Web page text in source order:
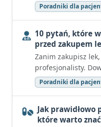
Poradniki dla
10 pytań, które
przed zakupem
Zanim zakupisz
profesjonalisty.
Poradniki dla
Jak prawidłowo
które warto znać